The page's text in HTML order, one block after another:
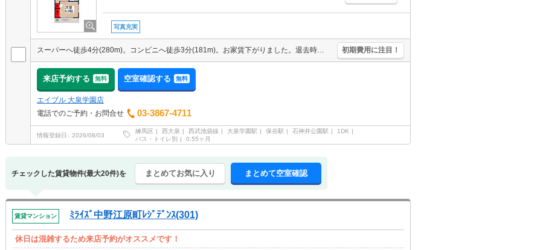
写真充実
スーパーへ徒歩4分(280m)。コンビニへ徒歩3分(181m)。お家賃下がりました。退去時の畳表替え実費。最上階。角部屋。バイク置場無料。 初期費用に注目！
来店予約する 無料 空室確認する 無料
エイブル 大泉学園店
電話でのご予約・お問合せ
03-3867-4711
情報登録日 2026/08/03
練馬区 西大泉 西武池袋線 大泉学園駅 保谷駅 石神井公園駅
1DK
バス・トイレ別
0.55ヶ月
チェックした賃貸物件(最大20件)を まとめてお気に入り まとめて空室確認
賃貸マンション ﾐﾗｲｽﾞ中野江原町ﾚｼﾞﾃﾞﾝｽ(301)
休日は混雑するため来店予約がオススメです！